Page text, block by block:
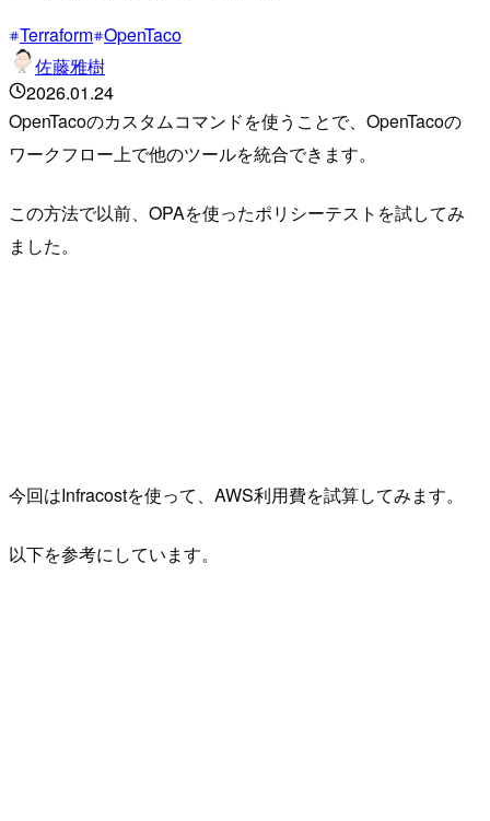
Terraform OpenTaco
佐藤雅樹
2026.01.24
OpenTacoのカスタムコマンドを使うことで、OpenTacoの
ワークフロー上で他のツールを統合できます。
この方法で以前、OPAを使ったポリシーテストを試してみ
ました。
今回はInfracostを使って、AWS利用費を試算してみます。
以下を参考にしています。